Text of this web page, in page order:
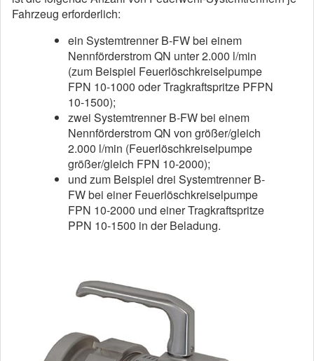
Fahrzeug erforderlich:
ein Systemtrenner B-FW bei einem
Nennförderstrom QN unter 2.000 l/min
(zum Beispiel Feuerlöschkreiselpumpe
FPN 10-1000 oder Tragkraftspritze PFPN
10-1500);
zwei Systemtrenner B-FW bei einem
Nennförderstrom QN von größer/gleich
2.000 l/min (Feuerlöschkreiselpumpe
größer/gleich FPN 10-2000);
und zum Beispiel drei Systemtrenner B-
FW bei einer Feuerlöschkreiselpumpe
FPN 10-2000 und einer Tragkraftspritze
PPN 10-1500 in der Beladung.